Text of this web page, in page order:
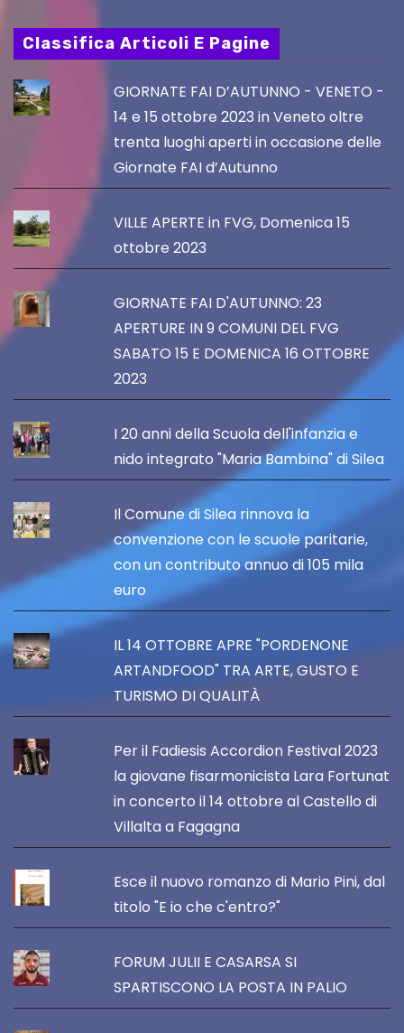
Classifica Articoli E Pagine
GIORNATE FAI D’AUTUNNO - VENETO -
14 e 15 ottobre 2023 in Veneto oltre
trenta luoghi aperti in occasione delle
Giornate FAI d’Autunno
VILLE APERTE in FVG, Domenica 15
ottobre 2023
GIORNATE FAI D'AUTUNNO: 23
APERTURE IN 9 COMUNI DEL FVG
SABATO 15 E DOMENICA 16 OTTOBRE
2023
I 20 anni della Scuola dell'infanzia e
nido integrato "Maria Bambina" di Silea
Il Comune di Silea rinnova la
convenzione con le scuole paritarie,
con un contributo annuo di 105 mila
euro
IL 14 OTTOBRE APRE "PORDENONE
ARTANDFOOD" TRA ARTE, GUSTO E
TURISMO DI QUALITÀ
Per il Fadiesis Accordion Festival 2023
la giovane fisarmonicista Lara Fortunat
in concerto il 14 ottobre al Castello di
Villalta a Fagagna
Esce il nuovo romanzo di Mario Pini, dal
titolo "E io che c'entro?"
FORUM JULII E CASARSA SI
SPARTISCONO LA POSTA IN PALIO